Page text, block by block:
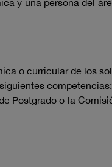
y una persona del
o curricular de los
competencias:
Postgrado o la